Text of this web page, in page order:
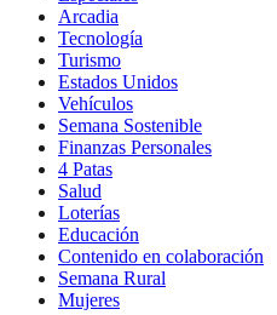
Arcadia
Tecnología
Turismo
Estados Unidos
Vehículos
Semana Sostenible
Finanzas Personales
4 Patas
Salud
Loterías
Educación
Contenido en colaboración
Semana Rural
Mujeres